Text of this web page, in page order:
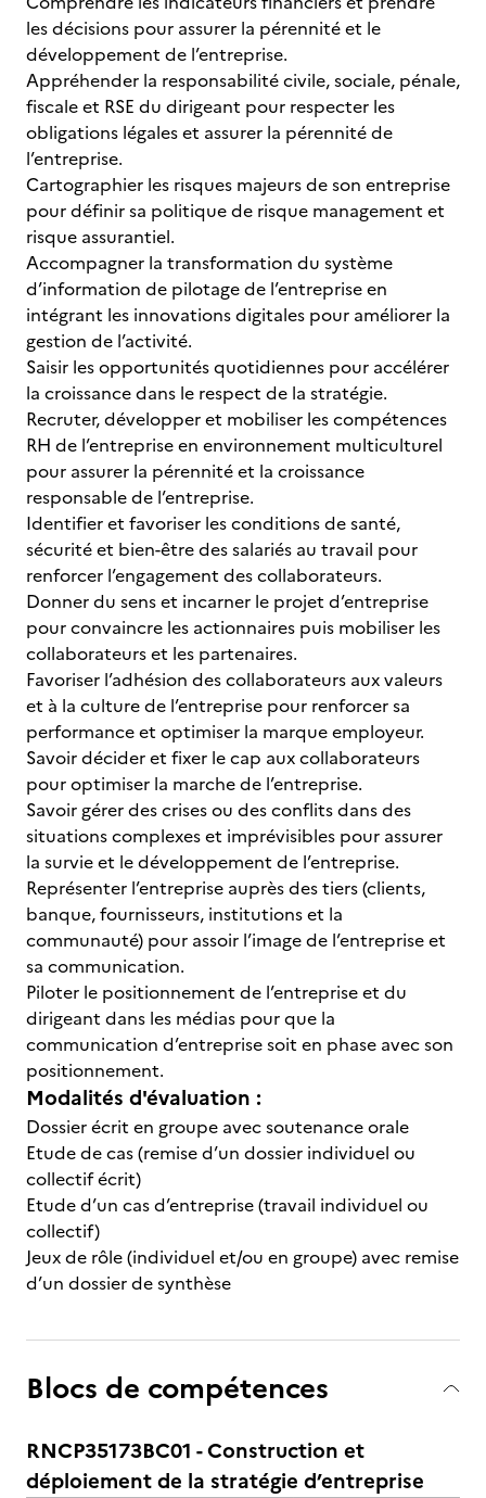
les décisions pour assurer la pérennité et le
développement de l’entreprise.
Appréhender la responsabilité civile, sociale, pénale,
fiscale et RSE du dirigeant pour respecter les
obligations légales et assurer la pérennité de
l’entreprise.
Cartographier les risques majeurs de son entreprise
pour définir sa politique de risque management et
risque assurantiel.
Accompagner la transformation du système
d’information de pilotage de l’entreprise en
intégrant les innovations digitales pour améliorer la
gestion de l’activité.
Saisir les opportunités quotidiennes pour accélérer
la croissance dans le respect de la stratégie.
Recruter, développer et mobiliser les compétences
RH de l’entreprise en environnement multiculturel
pour assurer la pérennité et la croissance
responsable de l’entreprise.
Identifier et favoriser les conditions de santé,
sécurité et bien-être des salariés au travail pour
renforcer l’engagement des collaborateurs.
Donner du sens et incarner le projet d’entreprise
pour convaincre les actionnaires puis mobiliser les
collaborateurs et les partenaires.
Favoriser l’adhésion des collaborateurs aux valeurs
et à la culture de l’entreprise pour renforcer sa
performance et optimiser la marque employeur.
Savoir décider et fixer le cap aux collaborateurs
pour optimiser la marche de l’entreprise.
Savoir gérer des crises ou des conflits dans des
situations complexes et imprévisibles pour assurer
la survie et le développement de l’entreprise.
Représenter l’entreprise auprès des tiers (clients,
banque, fournisseurs, institutions et la
communauté) pour assoir l’image de l’entreprise et
sa communication.
Piloter le positionnement de l’entreprise et du
dirigeant dans les médias pour que la
communication d’entreprise soit en phase avec son
positionnement.
Modalités d'évaluation :
Dossier écrit en groupe avec soutenance orale
Etude de cas (remise d’un dossier individuel ou
collectif écrit)
Etude d’un cas d’entreprise (travail individuel ou
collectif)
Jeux de rôle (individuel et/ou en groupe) avec remise
d’un dossier de synthèse
Blocs de compétences
RNCP35173BC01 - Construction et
déploiement de la stratégie d’entreprise